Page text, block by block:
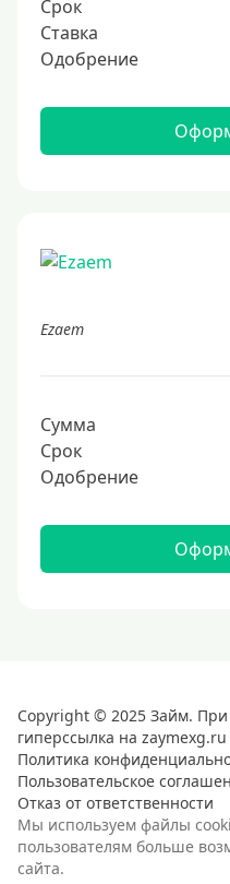
Срок
Ставка
Одобрение
Ezaem
Сумма
Срок
Одобрение
Copyright © 2025 Займ.
гиперссылка на zaymexg.ru
Политика
Пользовательское
Отказ от ответственности
Мы используем файлы
пользователям больше
сайта.